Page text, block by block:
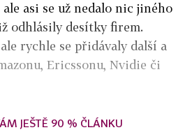
asi se už nedalo nic jiného
odhlásily desítky firem.
ale rychle se přidávaly další a
Ericssonu, Nvidie či
JEŠTĚ 90 % ČLÁNKU